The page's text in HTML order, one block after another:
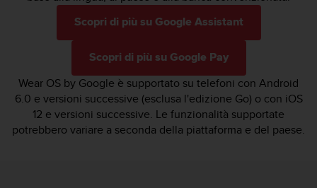
Scopri di più su Google Assistant
Scopri di più su Google Pay
Wear OS by Google è supportato su telefoni con Android
6.0 e versioni successive (esclusa l'edizione Go) o con iOS
12 e versioni successive. Le funzionalità supportate
potrebbero variare a seconda della piattaforma e del paese.